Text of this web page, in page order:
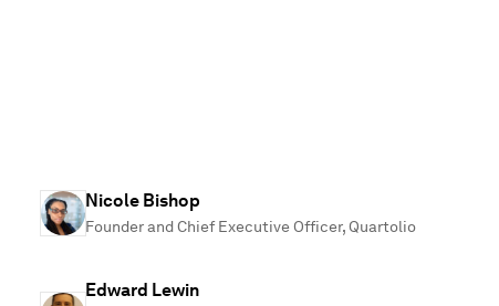
Nicole Bishop
Founder and Chief Executive Officer, Quartolio
Edward Lewin